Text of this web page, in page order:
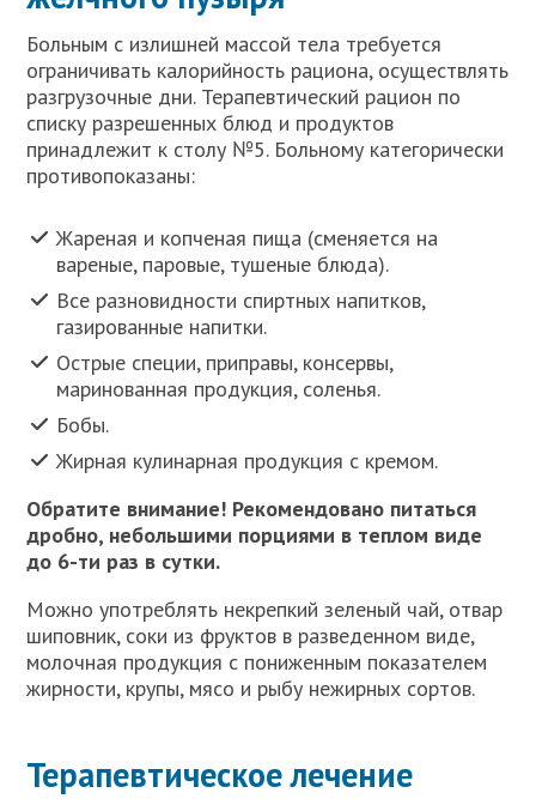
Больным с излишней массой тела требуется
ограничивать калорийность рациона, осуществлять
разгрузочные дни. Терапевтический рацион по
списку разрешенных блюд и продуктов
принадлежит к столу №5. Больному категорически
противопоказаны:
Жареная и копченая пища (сменяется на
вареные, паровые, тушеные блюда).
Все разновидности спиртных напитков,
газированные напитки.
Острые специи, приправы, консервы,
маринованная продукция, соленья.
Бобы.
Жирная кулинарная продукция с кремом.
Обратите внимание! Рекомендовано питаться
дробно, небольшими порциями в теплом виде
до 6-ти раз в сутки.
Можно употреблять некрепкий зеленый чай, отвар
шиповник, соки из фруктов в разведенном виде,
молочная продукция с пониженным показателем
жирности, крупы, мясо и рыбу нежирных сортов.
Терапевтическое лечение